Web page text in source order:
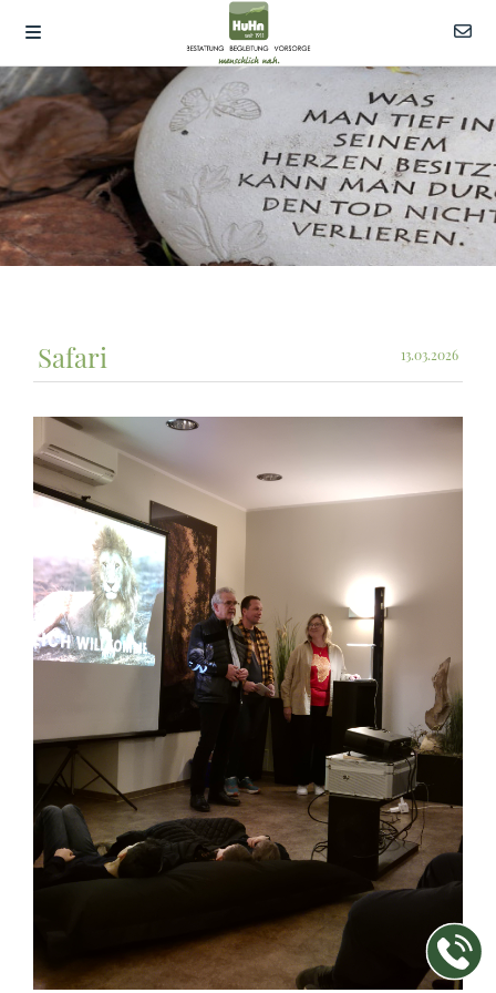
13.03.2026
Safari